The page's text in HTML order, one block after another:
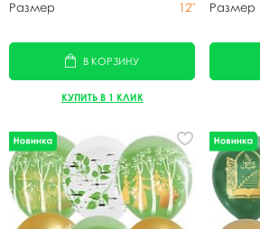
Размер 12"
В КОРЗИНУ
КУПИТЬ В 1 КЛИК
Размер